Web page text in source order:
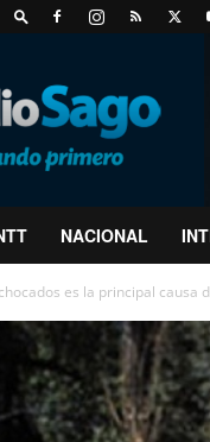
NACIONAL
es la principal causa